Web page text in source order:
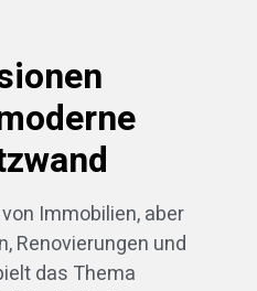
Immobilien, aber
Renovierungen und
das Thema